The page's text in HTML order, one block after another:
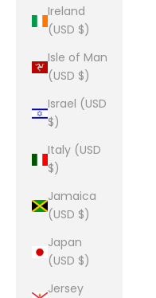
Ireland
(USD $)
Isle of Man
(USD $)
Israel (USD
$)
Italy (USD
$)
Jamaica
(USD $)
Japan
(USD $)
Jersey